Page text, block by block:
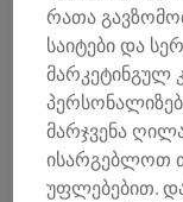
0,00 US$
კვლევებს.
რათა
საიტები და
მარკეტინგულ
მარჯვენა
ისარგებლოთ
უფლებებით.